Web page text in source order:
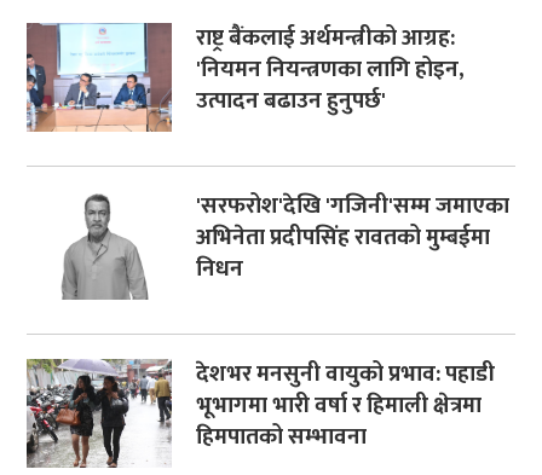
राष्ट्र बैंकलाई अर्थमन्त्रीको आग्रह:
'नियमन नियन्त्रणका लागि होइन,
उत्पादन बढाउन हुनुपर्छ'
'सरफरोश'देखि 'गजिनी'सम्म जमाएका
अभिनेता प्रदीपसिंह रावतको मुम्बईमा
निधन
देशभर मनसुनी वायुको प्रभाव: पहाडी
भूभागमा भारी वर्षा र हिमाली क्षेत्रमा
हिमपातको सम्भावना